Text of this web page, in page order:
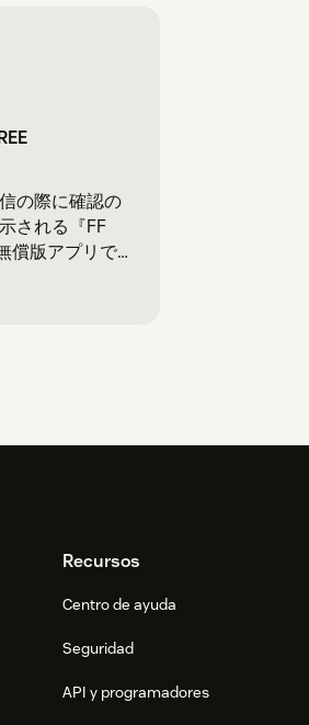
の際に確認の
される『FF
償版アプリで
Recursos
Centro de ayuda
Seguridad
API y programadores